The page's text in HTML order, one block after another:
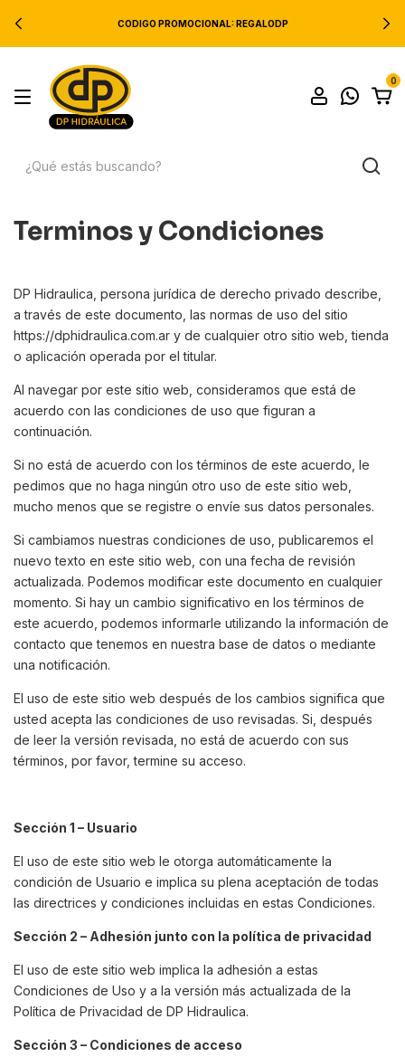
CODIGO PROMOCIONAL: REGALODP
0
Terminos y Condiciones
DP Hidraulica, persona jurídica de derecho privado describe,
a través de este documento, las normas de uso del sitio
https://dphidraulica.com.ar y de cualquier otro sitio web, tienda
o aplicación operada por el titular.
Al navegar por este sitio web, consideramos que está de
acuerdo con las condiciones de uso que figuran a
continuación.
Si no está de acuerdo con los términos de este acuerdo, le
pedimos que no haga ningún otro uso de este sitio web,
mucho menos que se registre o envíe sus datos personales.
Si cambiamos nuestras condiciones de uso, publicaremos el
nuevo texto en este sitio web, con una fecha de revisión
actualizada. Podemos modificar este documento en cualquier
momento. Si hay un cambio significativo en los términos de
este acuerdo, podemos informarle utilizando la información de
contacto que tenemos en nuestra base de datos o mediante
una notificación.
El uso de este sitio web después de los cambios significa que
usted acepta las condiciones de uso revisadas. Si, después
de leer la versión revisada, no está de acuerdo con sus
términos, por favor, termine su acceso.
Sección 1 – Usuario
El uso de este sitio web le otorga automáticamente la
condición de Usuario e implica su plena aceptación de todas
las directrices y condiciones incluidas en estas Condiciones.
Sección 2 – Adhesión junto con la política de privacidad
El uso de este sitio web implica la adhesión a estas
Condiciones de Uso y a la versión más actualizada de la
Política de Privacidad de DP Hidraulica.
Sección 3 – Condiciones de acceso